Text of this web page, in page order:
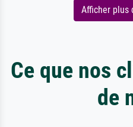
Afficher plus
Ce que nos
de